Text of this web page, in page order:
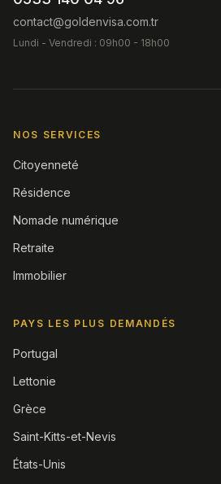
contact@goldenvisa.com.tr
Lundi - Vendredi : 09h00 - 18h00
NOS SERVICES
Citoyenneté
Résidence
Nomade numérique
Retraite
Immobilier
PAYS LES PLUS DEMANDÉS
Portugal
Lettonie
Grèce
Saint-Kitts-et-Nevis
États-Unis